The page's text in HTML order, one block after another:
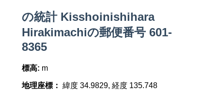
の統計 Kisshoinishihara
Hirakimachiの郵便番号 601-
8365
標高: m
地理座標： 緯度 34.9829, 経度 135.748